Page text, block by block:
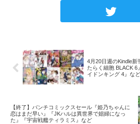
4月20日週のKindle新
たらく細胞 BLACK 6
イドンキング 4』など
【終了】バンチコミックスセール『姫乃ちゃんに
恋はまだ早い』『JKハルは異世界で娼婦になっ
た』『宇宙戦艦ティラミス』など